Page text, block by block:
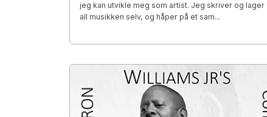
jeg kan utvikle meg som artist. Jeg skriver og lager
all musikken selv, og håper på et sam...